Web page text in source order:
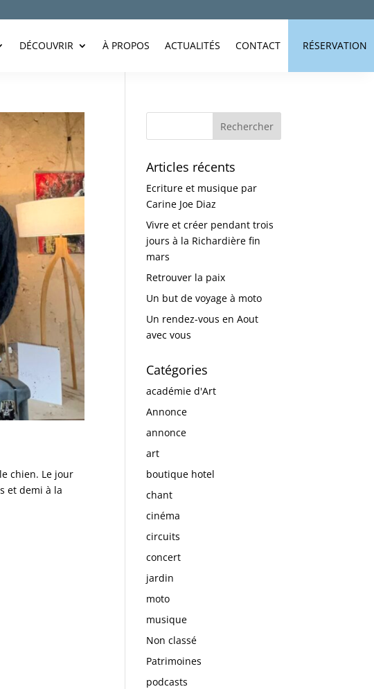
DÉCOUVRIR À PROPOS ACTUALITÉS CONTACT RÉSERVATION
chien. Le jour
et demi à la
Articles récents
Ecriture et musique par
Carine Joe Diaz
Vivre et créer pendant trois
jours à la Richardière fin
mars
Retrouver la paix
Un but de voyage à moto
Un rendez-vous en Aout
avec vous
Catégories
académie d'Art
Annonce
annonce
art
boutique hotel
chant
cinéma
circuits
concert
jardin
moto
musique
Non classé
Patrimoines
podcasts